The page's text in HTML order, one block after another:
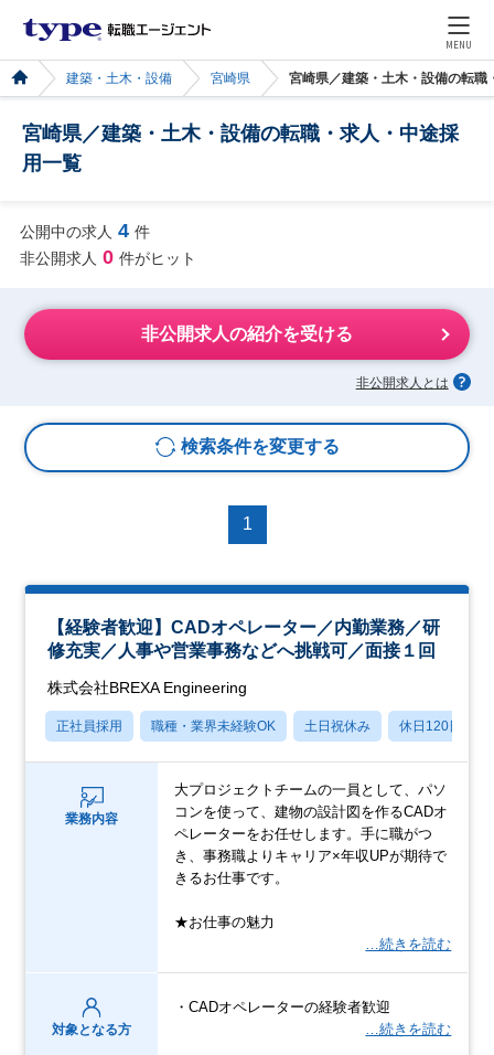
MENU
建築・土木・設備 宮崎県 宮崎県／建築・土木・設備の転職
宮崎県／建築・土木・設備の転職・求人・中途採
用一覧
公開中の求人 4 件
非公開求人 0 件がヒット
非公開求人の紹介を受ける
非公開求人とは
検索条件を変更する
1
【経験者歓迎】CADオペレーター／内勤業務／研
修充実／人事や営業事務などへ挑戦可／面接１回
株式会社BREXA Engineering
正社員採用 職種・業界未経験OK 土日祝休み 休日120日以上
業務内容
大プロジェクトチームの一員として、パソ
コンを使って、建物の設計図を作るCADオ
ペレーターをお任せします。手に職がつ
き、事務職よりキャリア×年収UPが期待で
きるお仕事です。
★お仕事の魅力
…続きを読む
対象となる方
・CADオペレーターの経験者歓迎
…続きを読む